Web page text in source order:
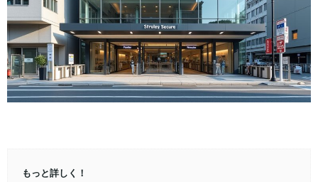
もっと詳しく！